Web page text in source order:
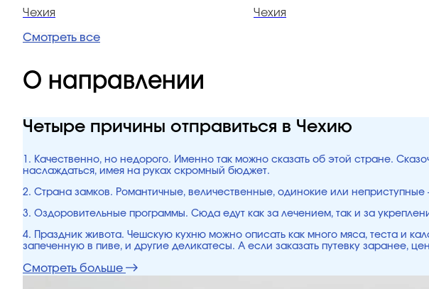
Чехия Чехия
Смотреть все
О направлении
Четыре причины отправиться в Чехию
1. Качественно, но недорого. Именно так можно сказать об этой стране.
наслаждаться, имея на руках скромный бюджет.
2. Страна замков. Романтичные, величественные, одинокие или
3. Оздоровительные программы. Сюда едут как за лечением, так и за
4. Праздник живота. Чешскую кухню можно описать как много мяса, теста и
запеченную в пиве, и другие деликатесы. А если заказать путевку заранее,
Смотреть больше